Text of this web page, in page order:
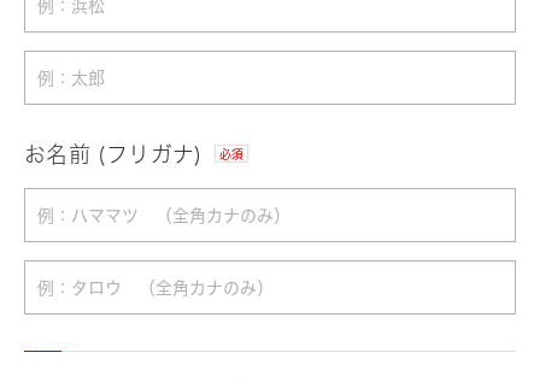
お名前 (フリガナ) 必須